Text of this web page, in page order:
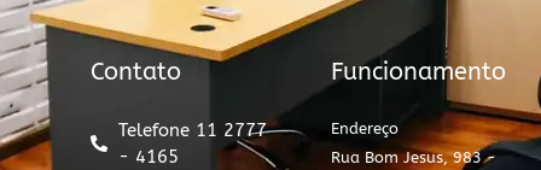
Contato
Telefone 11 2777
- 4165
Funcionamento
Endereço
Rua Bom Jesus, 983 -